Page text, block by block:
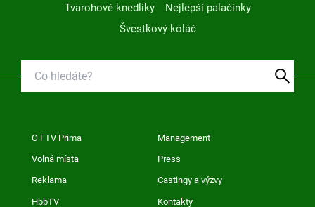
Tvarohové knedlíky
Nejlepší palačinky
Švestkový koláč
O FTV Prima Management
Volná místa Press
Reklama Castingy a výzvy
HbbTV Kontakty